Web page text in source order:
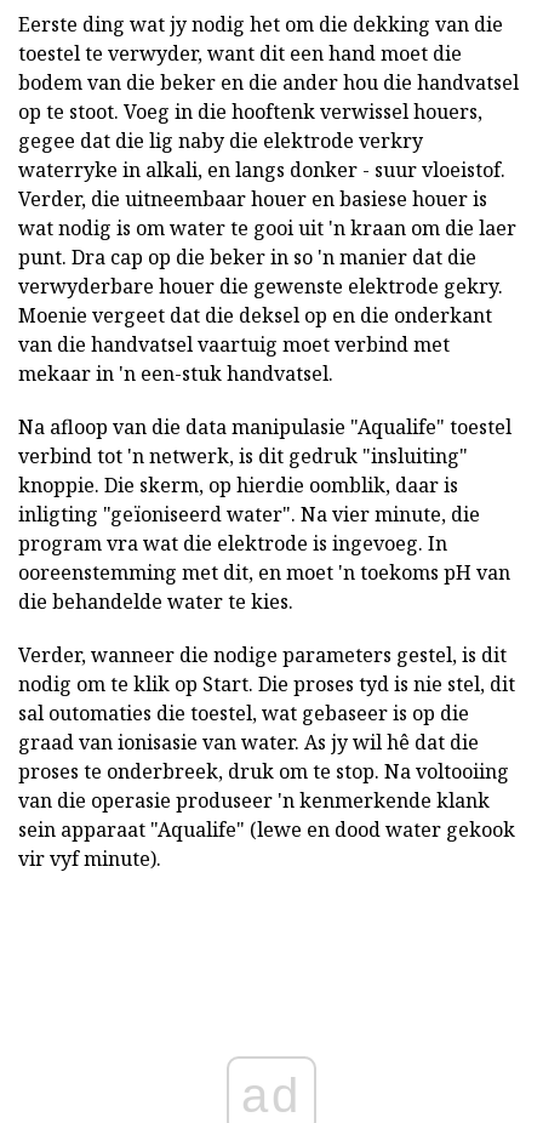
Eerste ding wat jy nodig het om die dekking van die
toestel te verwyder, want dit een hand moet die
bodem van die beker en die ander hou die handvatsel
op te stoot. Voeg in die hooftenk verwissel houers,
gegee dat die lig naby die elektrode verkry
waterryke in alkali, en langs donker - suur vloeistof.
Verder, die uitneembaar houer en basiese houer is
wat nodig is om water te gooi uit 'n kraan om die laer
punt. Dra cap op die beker in so 'n manier dat die
verwyderbare houer die gewenste elektrode gekry.
Moenie vergeet dat die deksel op en die onderkant
van die handvatsel vaartuig moet verbind met
mekaar in 'n een-stuk handvatsel.
Na afloop van die data manipulasie "Aqualife" toestel
verbind tot 'n netwerk, is dit gedruk "insluiting"
knoppie. Die skerm, op hierdie oomblik, daar is
inligting "geïoniseerd water". Na vier minute, die
program vra wat die elektrode is ingevoeg. In
ooreenstemming met dit, en moet 'n toekoms pH van
die behandelde water te kies.
Verder, wanneer die nodige parameters gestel, is dit
nodig om te klik op Start. Die proses tyd is nie stel, dit
sal outomaties die toestel, wat gebaseer is op die
graad van ionisasie van water. As jy wil hê dat die
proses te onderbreek, druk om te stop. Na voltooiing
van die operasie produseer 'n kenmerkende klank
sein apparaat "Aqualife" (lewe en dood water gekook
vir vyf minute).
ad